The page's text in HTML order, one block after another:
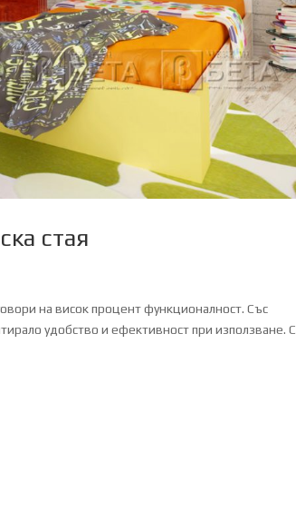
стая
на висок процент функционалност. Със
удобство и ефективност при използване. С